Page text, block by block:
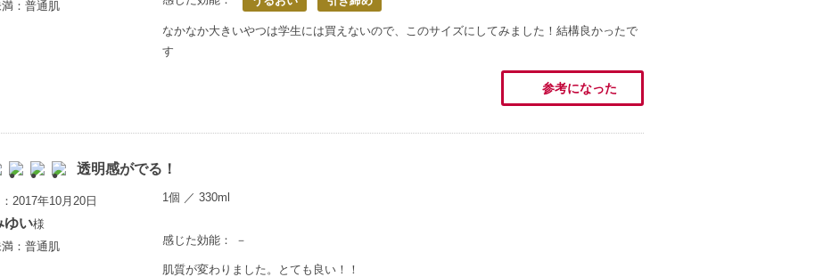
：普通肌
なかなか大きいやつは学生には買えないので、このサイズにしてみました！結構良かったで
す
参考になった
透明感がでる！
2017年10月20日
ゆい様
：普通肌
1個 ／ 330ml
感じた効能： －
肌質が変わりました。とても良い！！